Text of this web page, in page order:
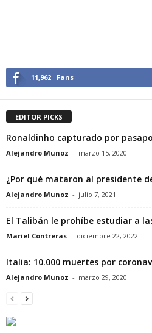
11,962 Fans
EDITOR PICKS
Ronaldinho capturado por
Alejandro Munoz - marzo 15, 2020
¿Por qué mataron al presidente
Alejandro Munoz - julio 7, 2021
El Talibán le prohíbe estudiar a
Mariel Contreras - diciembre 22, 2022
Italia: 10.000 muertes por
Alejandro Munoz - marzo 29, 2020